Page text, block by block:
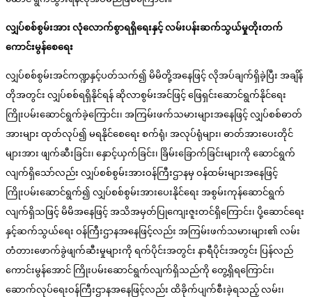
လျှပ်စစ်စွမ်းအား လုံလောက်စွာရရှိရေးနှင့် လမ်းပန်းဆက်သွယ်မှုတိုးတက်
ကောင်းမွန်စေရေး
လျှပ်စစ်စွမ်းအင်ကဏ္ဍနှင့်ပတ်သက်၍ မိမိတို့အနေဖြင့် လိုအပ်ချက်ရှိခဲ့ပြီး အချိန်
တိုအတွင်း လျှပ်စစ်ရရှိနိုင်ရန် ဆိုလာစွမ်းအင်ဖြင့် ဖြေရှင်းဆောင်ရွက်နိုင်ရေး
ကြိုးပမ်းဆောင်ရွက်ခဲ့ကြောင်း၊ အကြမ်းဖက်သမားများအနေဖြင့် လျှပ်စစ်ဓာတ်
အားများ ထုတ်လုပ်၍ မရနိုင်စေရေး စက်ရုံ၊ အလုပ်ရုံများ၊ ဓာတ်အားပေးတိုင်
များအား ဖျက်ဆီးခြင်း၊ နှောင့်ယှက်ခြင်း၊ ခြိမ်းခြောက်ခြင်းများကို ဆောင်ရွက်
လျက်ရှိသော်လည်း လျှပ်စစ်စွမ်းအားဝန်ကြီးဌာနမှ ဝန်ထမ်းများအနေဖြင့်
ကြိုးပမ်းဆောင်ရွက်၍ လျှပ်စစ်စွမ်းအားပေးနိုင်ရေး အစွမ်းကုန်ဆောင်ရွက်
လျက်ရှိသဖြင့် မိမိအနေဖြင့် အသိအမှတ်ပြုကျေးဇူးတင်ရှိကြောင်း၊ ပို့ဆောင်ရေး
နှင့်ဆက်သွယ်ရေး ဝန်ကြီးဌာနအနေဖြင့်လည်း အကြမ်းဖက်သမားများ၏ လမ်း
တံတားဖောက်ခွဲဖျက်ဆီးမှုများကို ရက်ပိုင်းအတွင်း နာရီပိုင်းအတွင်း ပြန်လည်
ကောင်းမွန်အောင် ကြိုးပမ်းဆောင်ရွက်လျက်ရှိသည်ကို တွေ့ရှိရကြောင်း၊
ဆောက်လုပ်ရေးဝန်ကြီးဌာနအနေဖြင့်လည်း ထိခိုက်ပျက်စီးခဲ့ရသည့် လမ်း၊